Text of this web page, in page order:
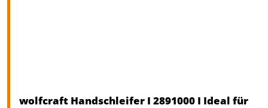
wolfcraft Handschleifer I 2891000 I Ideal für